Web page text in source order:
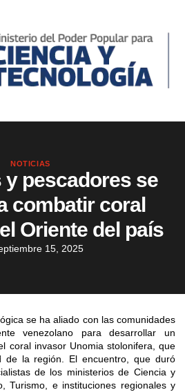
NOTICIAS
pescadores se
combatir coral
Oriente del país
15, 2025
se ha aliado con las comunidades
venezolano para desarrollar un
coral invasor Unomia stolonifera, que
de la región. El encuentro, que duró
de los ministerios de Ciencia y
Turismo, e instituciones regionales y